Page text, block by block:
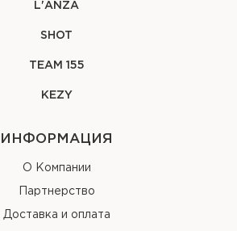
L'ANZA
SHOT
TEAM 155
KEZY
ИНФОРМАЦИЯ
О Компании
Партнерство
Доставка и оплата